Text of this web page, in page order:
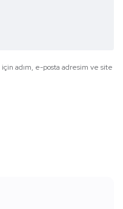
için adım, e-posta adresim ve site